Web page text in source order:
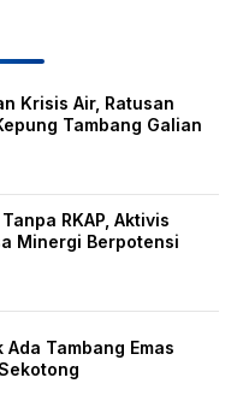
Krisis Air, Ratusan
Tambang Galian
RKAP, Aktivis
Minergi Berpotensi
Tambang Emas